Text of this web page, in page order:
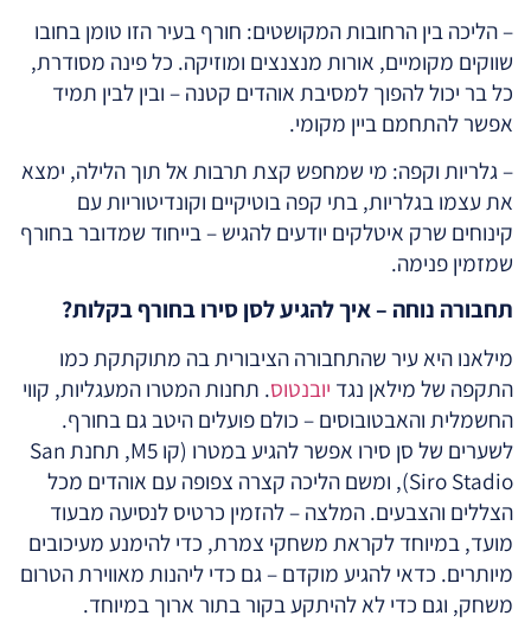
– הליכה בין הרחובות המקושטים: חורף בעיר הזו טומן בחובו
שווקים מקומיים, אורות מנצנצים ומוזיקה. כל פינה מסודרת,
כל בר יכול להפוך למסיבת אוהדים קטנה – ובין לבין תמיד
אפשר להתחמם ביין מקומי.
– גלריות וקפה: מי שמחפש קצת תרבות אל תוך הלילה, ימצא
את עצמו בגלריות, בתי קפה בוטיקיים וקונדיטוריות עם
קינוחים שרק איטלקים יודעים להגיש – בייחוד שמדובר בחורף
שמזמין פנימה.
תחבורה נוחה – איך להגיע לסן סירו בחורף בקלות?
מילאנו היא עיר שהתחבורה הציבורית בה מתוקתקת כמו
התקפה של מילאן נגד יובנטוס. תחנות המטרו המעגליות, קווי
החשמלית והאבטובוסים – כולם פועלים היטב גם בחורף.
לשערים של סן סירו אפשר להגיע במטרו (קו M5, תחנת San
Siro Stadio), ומשם הליכה קצרה צפופה עם אוהדים מכל
הצללים והצבעים. המלצה – להזמין כרטיס לנסיעה מבעוד
מועד, במיוחד לקראת משחקי צמרת, כדי להימנע מעיכובים
מיותרים. כדאי להגיע מוקדם – גם כדי ליהנות מאווירת הטרום
משחק, וגם כדי לא להיתקע בקור בתור ארוך במיוחד.